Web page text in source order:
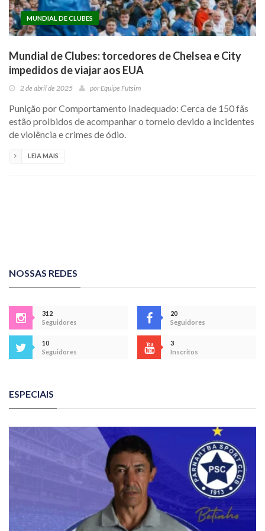
MUNDIAL DE CLUBES
Mundial de Clubes: torcedores de Chelsea e City
impedidos de viajar aos EUA
2 de abril de 2025 por Equipe Futsim
Punição por Comportamento Inadequado: Cerca de 150 fãs
estão proibidos de acompanhar o torneio devido a incidentes
de violência e crimes de ódio.
LEIA MAIS
NOSSAS REDES
312
Seguidores
20
Seguidores
10
Seguidores
3
Inscritos
ESPECIAIS